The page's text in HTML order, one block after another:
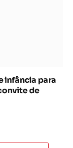
infância para
de